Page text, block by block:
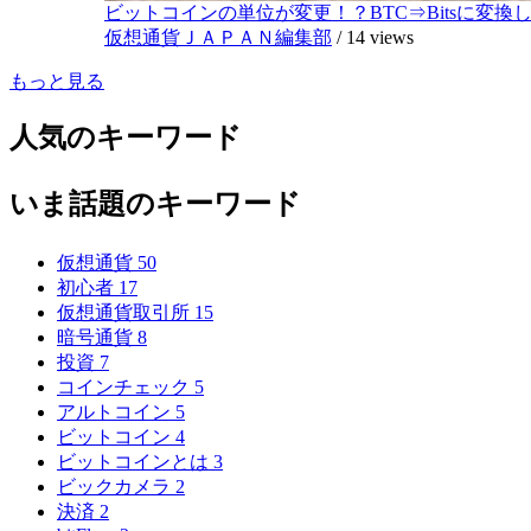
ビットコインの単位が変更！？BTC⇒Bitsに変換し
仮想通貨ＪＡＰＡＮ編集部 / 14 views
もっと見る
人気のキーワード
いま話題のキーワード
仮想通貨 50
初心者 17
仮想通貨取引所 15
暗号通貨 8
投資 7
コインチェック 5
アルトコイン 5
ビットコイン 4
ビットコインとは 3
ビックカメラ 2
決済 2